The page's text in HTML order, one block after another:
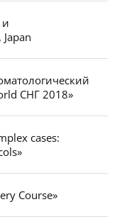
и
СНГ 2018»
cases:
Course»